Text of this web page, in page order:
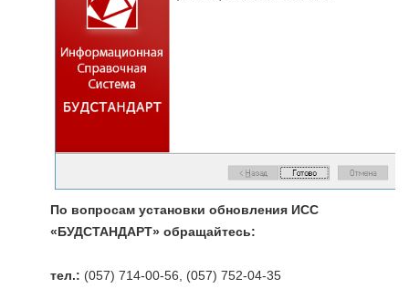
По вопросам установки обновления ИСС
«БУДСТАНДАРТ» обращайтесь:
тел.: (057) 714-00-56, (057) 752-04-35